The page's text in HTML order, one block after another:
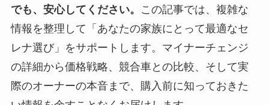
でも、安心してください。
この記事では、複雑な
情報を整理して「あなたの家族にとって最適なセ
レナ選び」をサポートします。マイナーチェンジ
の詳細から価格戦略、競合車との比較、そして実
際のオーナーの本音まで、購入前に知っておきた